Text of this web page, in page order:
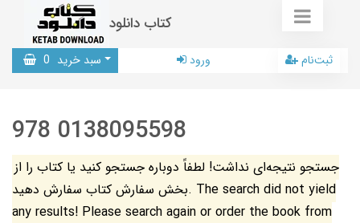
کتاب دانلود
سبد خرید 0 ورود ثبت‌نام
978 0138095598
جستجو نتیجه‌ای نداشت! لطفاً دوباره جستجو کنید یا کتاب را از
بخش سفارش کتاب سفارش دهید. The search did not yield
any results! Please search again or order the book from